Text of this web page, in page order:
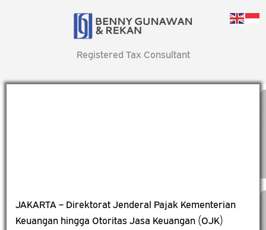
Registered Tax Consultant
JAKARTA – Direktorat Jenderal Pajak Kementerian
Keuangan hingga Otoritas Jasa Keuangan (OJK)